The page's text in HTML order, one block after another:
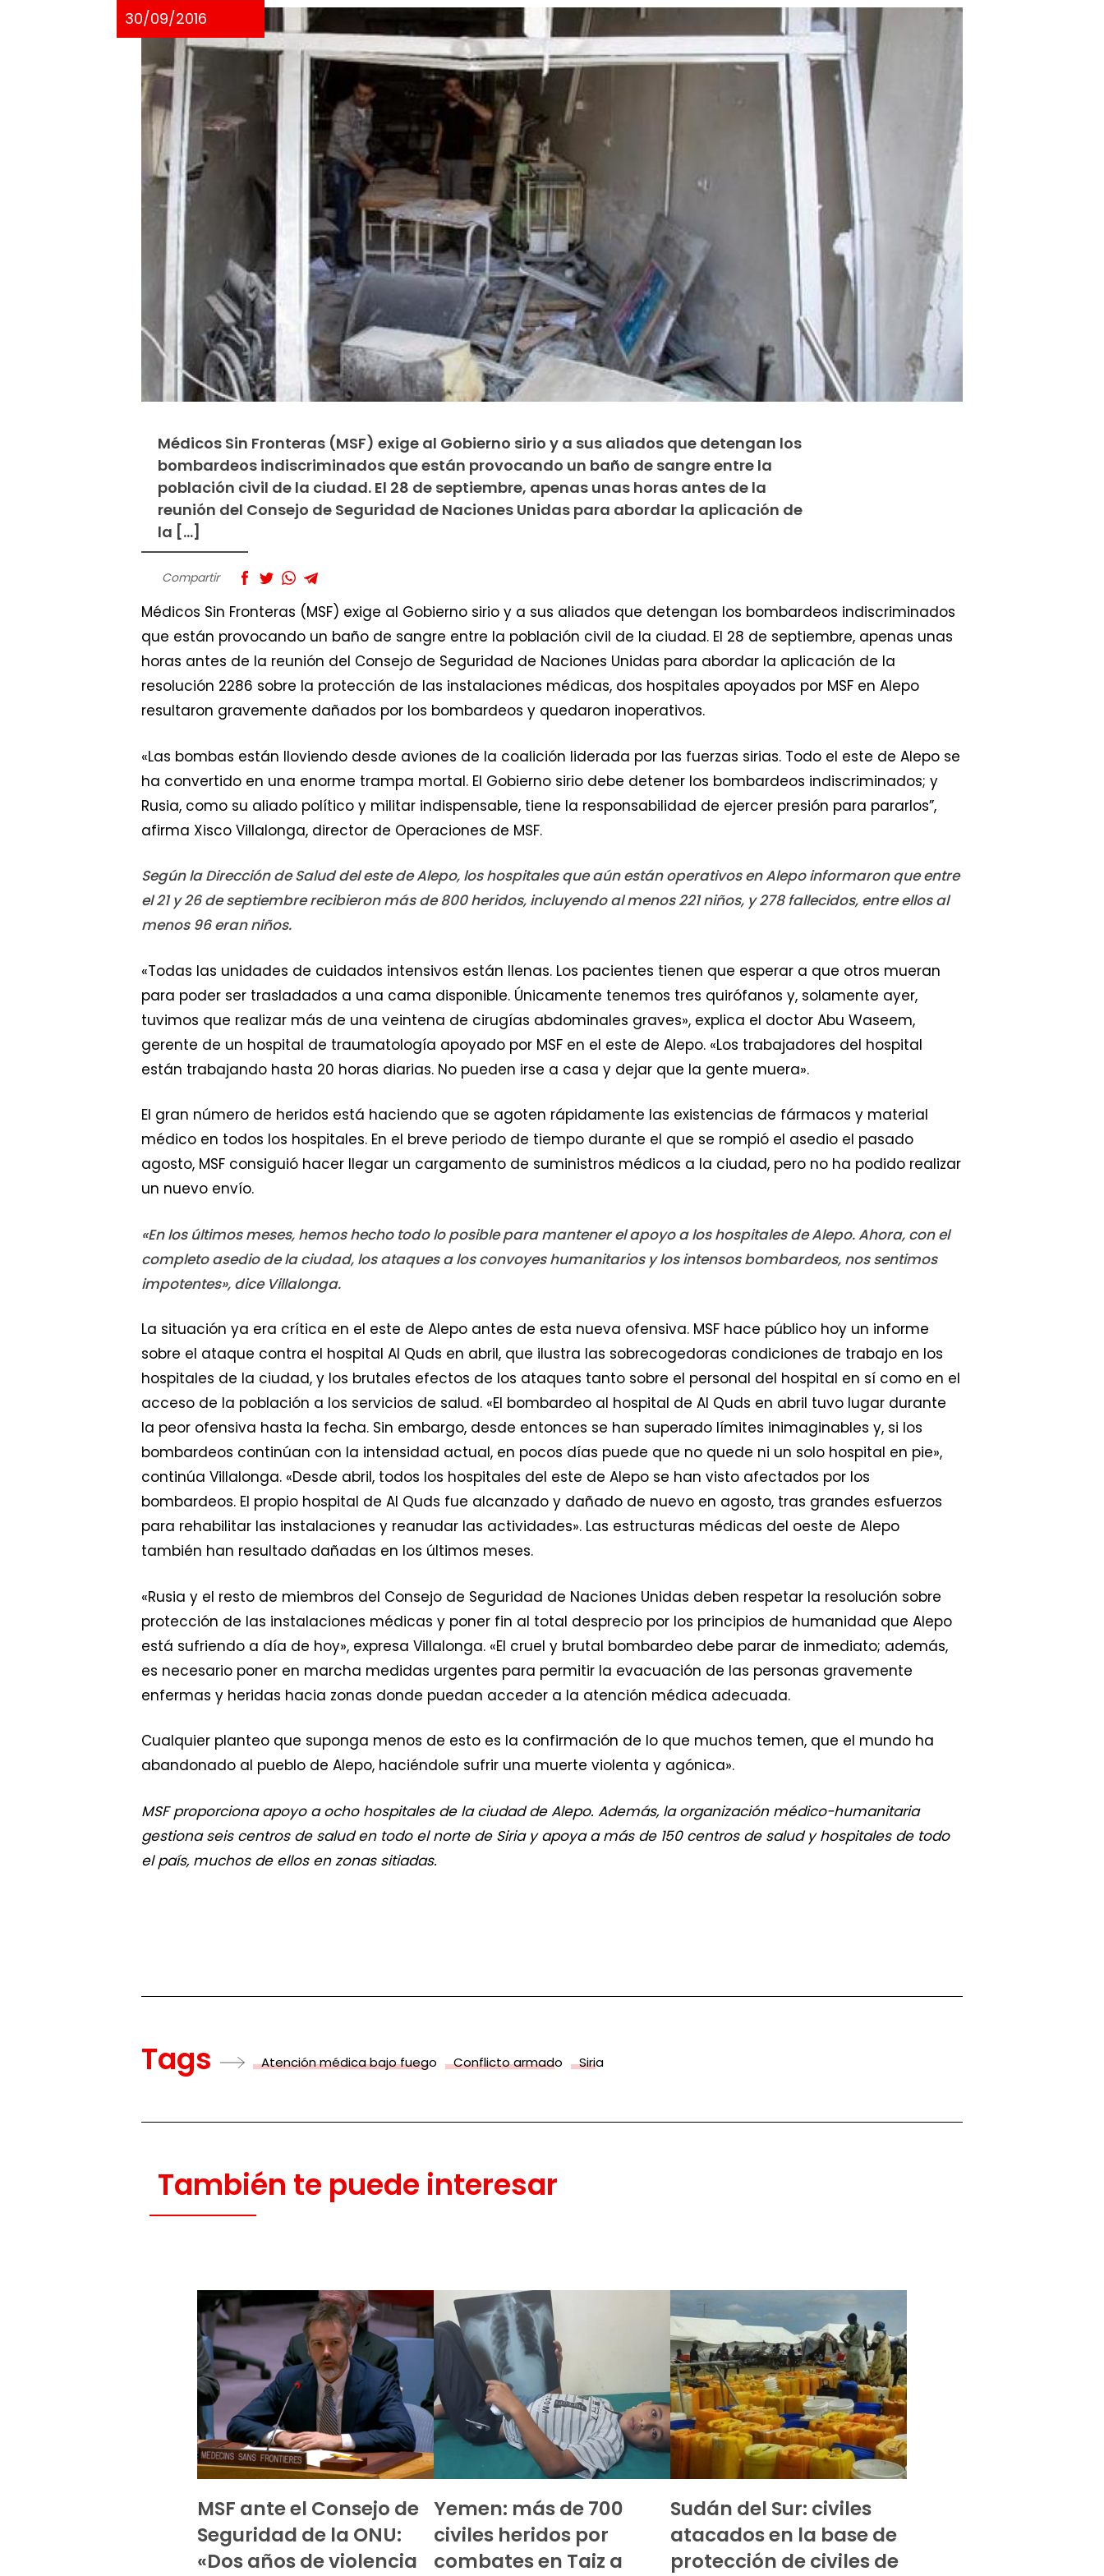
30/09/2016
Médicos Sin Fronteras (MSF) exige al Gobierno sirio y a sus aliados que detengan los
bombardeos indiscriminados que están provocando un baño de sangre entre la
población civil de la ciudad. El 28 de septiembre, apenas unas horas antes de la
reunión del Consejo de Seguridad de Naciones Unidas para abordar la aplicación de
la […]
Compartir
Médicos Sin Fronteras (MSF) exige al Gobierno sirio y a sus aliados que detengan los bombardeos indiscriminados
que están provocando un baño de sangre entre la población civil de la ciudad. El 28 de septiembre, apenas unas
horas antes de la reunión del Consejo de Seguridad de Naciones Unidas para abordar la aplicación de la
resolución 2286 sobre la protección de las instalaciones médicas, dos hospitales apoyados por MSF en Alepo
resultaron gravemente dañados por los bombardeos y quedaron inoperativos.
«Las bombas están lloviendo desde aviones de la coalición liderada por las fuerzas sirias. Todo el este de Alepo se
ha convertido en una enorme trampa mortal. El Gobierno sirio debe detener los bombardeos indiscriminados; y
Rusia, como su aliado político y militar indispensable, tiene la responsabilidad de ejercer presión para pararlos”,
afirma Xisco Villalonga, director de Operaciones de MSF.
Según la Dirección de Salud del este de Alepo, los hospitales que aún están operativos en Alepo informaron que entre
el 21 y 26 de septiembre recibieron más de 800 heridos, incluyendo al menos 221 niños, y 278 fallecidos, entre ellos al
menos 96 eran niños.
«Todas las unidades de cuidados intensivos están llenas. Los pacientes tienen que esperar a que otros mueran
para poder ser trasladados a una cama disponible. Únicamente tenemos tres quirófanos y, solamente ayer,
tuvimos que realizar más de una veintena de cirugías abdominales graves», explica el doctor Abu Waseem,
gerente de un hospital de traumatología apoyado por MSF en el este de Alepo. «Los trabajadores del hospital
están trabajando hasta 20 horas diarias. No pueden irse a casa y dejar que la gente muera».
El gran número de heridos está haciendo que se agoten rápidamente las existencias de fármacos y material
médico en todos los hospitales. En el breve periodo de tiempo durante el que se rompió el asedio el pasado
agosto, MSF consiguió hacer llegar un cargamento de suministros médicos a la ciudad, pero no ha podido realizar
un nuevo envío.
«En los últimos meses, hemos hecho todo lo posible para mantener el apoyo a los hospitales de Alepo. Ahora, con el
completo asedio de la ciudad, los ataques a los convoyes humanitarios y los intensos bombardeos, nos sentimos
impotentes», dice Villalonga.
La situación ya era crítica en el este de Alepo antes de esta nueva ofensiva. MSF hace público hoy un informe
sobre el ataque contra el hospital Al Quds en abril, que ilustra las sobrecogedoras condiciones de trabajo en los
hospitales de la ciudad, y los brutales efectos de los ataques tanto sobre el personal del hospital en sí como en el
acceso de la población a los servicios de salud. «El bombardeo al hospital de Al Quds en abril tuvo lugar durante
la peor ofensiva hasta la fecha. Sin embargo, desde entonces se han superado límites inimaginables y, si los
bombardeos continúan con la intensidad actual, en pocos días puede que no quede ni un solo hospital en pie»,
continúa Villalonga. «Desde abril, todos los hospitales del este de Alepo se han visto afectados por los
bombardeos. El propio hospital de Al Quds fue alcanzado y dañado de nuevo en agosto, tras grandes esfuerzos
para rehabilitar las instalaciones y reanudar las actividades». Las estructuras médicas del oeste de Alepo
también han resultado dañadas en los últimos meses.
«Rusia y el resto de miembros del Consejo de Seguridad de Naciones Unidas deben respetar la resolución sobre
protección de las instalaciones médicas y poner fin al total desprecio por los principios de humanidad que Alepo
está sufriendo a día de hoy», expresa Villalonga. «El cruel y brutal bombardeo debe parar de inmediato; además,
es necesario poner en marcha medidas urgentes para permitir la evacuación de las personas gravemente
enfermas y heridas hacia zonas donde puedan acceder a la atención médica adecuada.
Cualquier planteo que suponga menos de esto es la confirmación de lo que muchos temen, que el mundo ha
abandonado al pueblo de Alepo, haciéndole sufrir una muerte violenta y agónica».
MSF proporciona apoyo a ocho hospitales de la ciudad de Alepo. Además, la organización médico-humanitaria
gestiona seis centros de salud en todo el norte de Siria y apoya a más de 150 centros de salud y hospitales de todo
el país, muchos de ellos en zonas sitiadas.
Tags Atención médica bajo fuego Conflicto armado Siria
También te puede interesar
MSF ante el Consejo de
Seguridad de la ONU:
«Dos años de violencia
Yemen: más de 700
civiles heridos por
combates en Taiz a
Sudán del Sur: civiles
atacados en la base de
protección de civiles de